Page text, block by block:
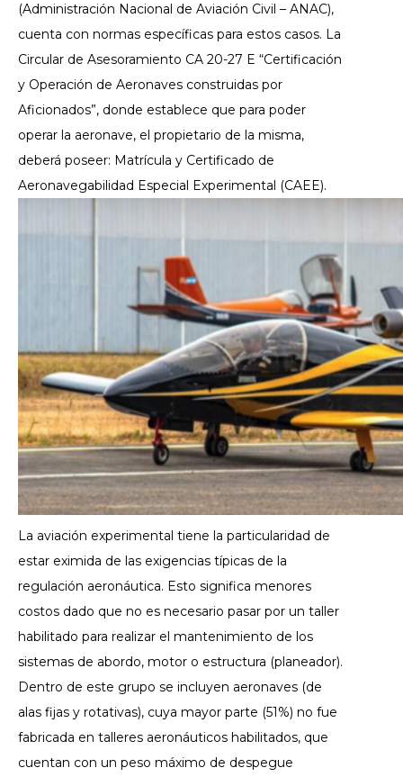
(Administración Nacional de Aviación Civil – ANAC),
cuenta con normas específicas para estos casos. La
Circular de Asesoramiento CA 20-27 E “Certificación
y Operación de Aeronaves construidas por
Aficionados”, donde establece que para poder
operar la aeronave, el propietario de la misma,
deberá poseer: Matrícula y Certificado de
Aeronavegabilidad Especial Experimental (CAEE).
La aviación experimental tiene la particularidad de
estar eximida de las exigencias típicas de la
regulación aeronáutica. Esto significa menores
costos dado que no es necesario pasar por un taller
habilitado para realizar el mantenimiento de los
sistemas de abordo, motor o estructura (planeador).
Dentro de este grupo se incluyen aeronaves (de
alas fijas y rotativas), cuya mayor parte (51%) no fue
fabricada en talleres aeronáuticos habilitados, que
cuentan con un peso máximo de despegue